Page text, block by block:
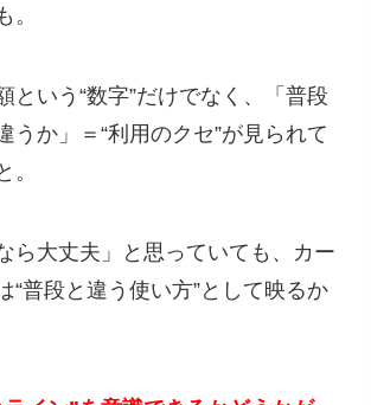
。
という“数字”だけでなく、「普段
うか」＝“利用のクセ”が見られて
。
ら大丈夫」と思っていても、カー
“普段と違う使い方”として映るか